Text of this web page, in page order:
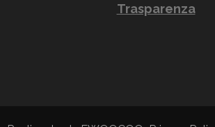
Trasparenza